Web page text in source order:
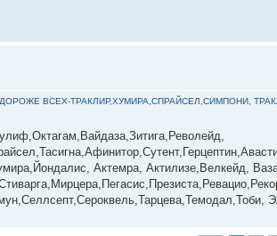
ДОРОЖЕ ВСЕХ-ТРАКЛИР,ХУМИРА,СПРАЙСЕЛ,СИМПОНИ,
Актемра, Актилизе,Велкейд,